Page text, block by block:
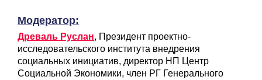
Модератор:
Древаль Руслан, Президент проектно-
исследовательского института внедрения
социальных инициатив, директор НП Центр
Социальной Экономики, член РГ Генерального